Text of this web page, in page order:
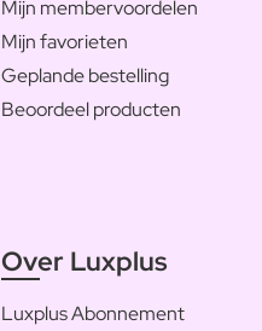
Mijn membervoordelen
Mijn favorieten
Geplande bestelling
Beoordeel producten
Over Luxplus
Luxplus Abonnement